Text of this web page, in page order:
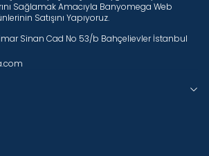
Sağlamak Amacıyla Banyomega Web
Satışını Yapıyoruz.
Sinan Cad No 53/b Bahçelievler İstanbul